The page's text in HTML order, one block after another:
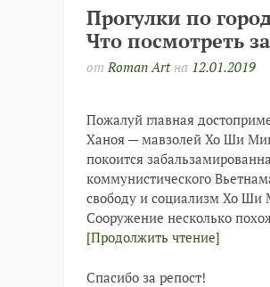
Прогулки по
Что посмотреть
от Roman Artна 12.01.2019
Пожалуй главная
Ханоя — мавзолей Хо Ши
покоится
коммунистического
свободу и социализм Хо Ши
Сооружение несколько
[Продолжить чтение]
Спасибо за репост!